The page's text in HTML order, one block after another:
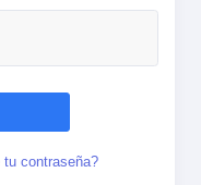
contraseña?